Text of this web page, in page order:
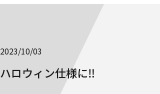
2023/10/03
ハロウィン仕様に‼